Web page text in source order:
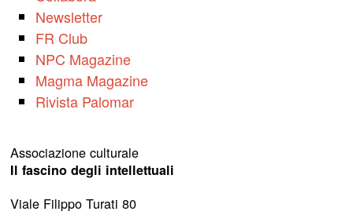
Newsletter
FR Club
NPC Magazine
Magma Magazine
Rivista Palomar
Associazione culturale
Il fascino degli intellettuali
Viale Filippo Turati 80